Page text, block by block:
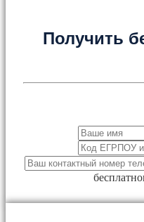
Получить